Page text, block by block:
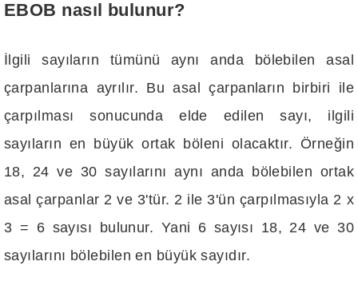
EBOB nasıl bulunur?
İlgili sayıların tümünü aynı anda bölebilen asal
çarpanlarına ayrılır. Bu asal çarpanların birbiri ile
çarpılması sonucunda elde edilen sayı, ilgili
sayıların en büyük ortak böleni olacaktır. Örneğin
18, 24 ve 30 sayılarını aynı anda bölebilen ortak
asal çarpanlar 2 ve 3'tür. 2 ile 3'ün çarpılmasıyla 2 x
3 = 6 sayısı bulunur. Yani 6 sayısı 18, 24 ve 30
sayılarını bölebilen en büyük sayıdır.